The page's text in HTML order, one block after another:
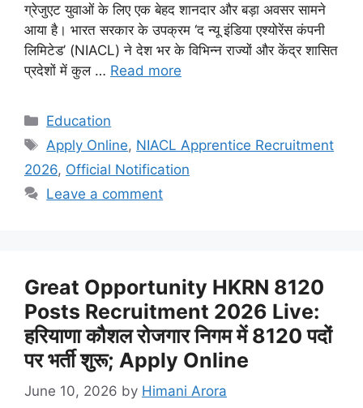
ग्रेजुएट युवाओं के लिए एक बेहद शानदार और बड़ा अवसर सामने
आया है। भारत सरकार के उपक्रम ‘द न्यू इंडिया एश्योरेंस कंपनी
लिमिटेड’ (NIACL) ने देश भर के विभिन्न राज्यों और केंद्र शासित
प्रदेशों में कुल … Read more
Categories
Education
Tags
Apply Online, NIACL Apprentice Recruitment
2026, Official Notification
Leave a comment
Great Opportunity HKRN 8120
Posts Recruitment 2026 Live:
हरियाणा कौशल रोजगार निगम में 8120 पदों
पर भर्ती शुरू; Apply Online
June 10, 2026 by Himani Arora